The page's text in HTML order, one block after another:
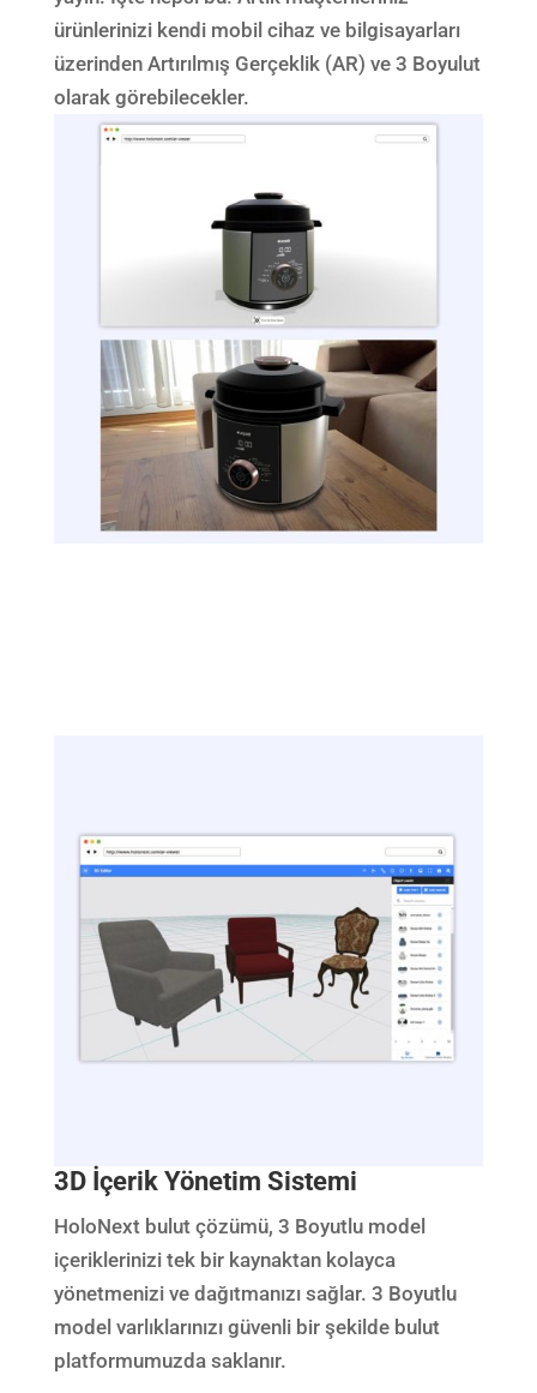
ürünlerinizi kendi mobil cihaz ve bilgisayarları
üzerinden Artırılmış Gerçeklik (AR) ve 3 Boyulut
olarak görebilecekler.
3D İçerik Yönetim Sistemi
HoloNext bulut çözümü, 3 Boyutlu model
içeriklerinizi tek bir kaynaktan kolayca
yönetmenizi ve dağıtmanızı sağlar. 3 Boyutlu
model varlıklarınızı güvenli bir şekilde bulut
platformumuzda saklanır.